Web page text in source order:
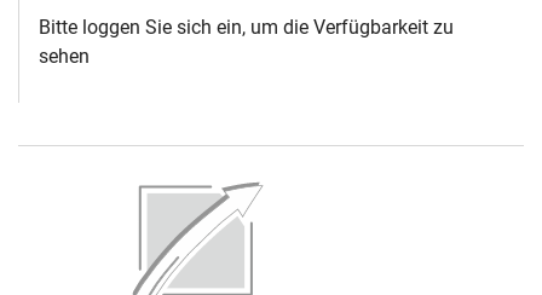
Bitte loggen Sie sich ein, um die Verfügbarkeit zu
sehen